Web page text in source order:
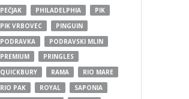
PEČJAK
PHILADELPHIA
PIK
PIK VRBOVEC
PINGUIN
PODRAVKA
PODRAVSKI MLIN
PREMIUM
PRINGLES
QUICKBURY
RAMA
RIO MARE
RIO PAK
ROYAL
SAPONIA